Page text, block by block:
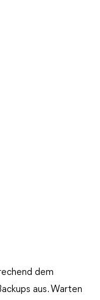
dem
aus. Warten